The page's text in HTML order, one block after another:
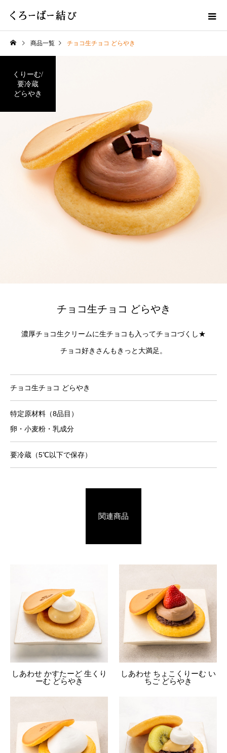
商品一覧 チョコ生チョコ どらやき
くりーむ/
要冷蔵
どらやき
チョコ生チョコ どらやき
濃厚チョコ生クリームに生チョコも入ってチョコづくし★
チョコ好きさんもきっと大満足。
チョコ生チョコ どらやき
特定原材料（8品目）
卵・小麦粉・乳成分
要冷蔵（5℃以下で保存）
関連商品
しあわせ かすたーど 生くり
ーむ どらやき
しあわせ ちょこくりーむ い
ちご どらやき